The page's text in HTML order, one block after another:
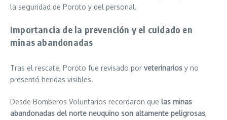
la seguridad de Poroto y del personal.
Importancia de la prevención y el cuidado en
minas abandonadas
Tras el rescate, Poroto fue revisado por veterinarios y no
presentó heridas visibles.
Desde Bomberos Voluntarios recordaron que las minas
abandonadas del norte neuquino son altamente peligrosas,